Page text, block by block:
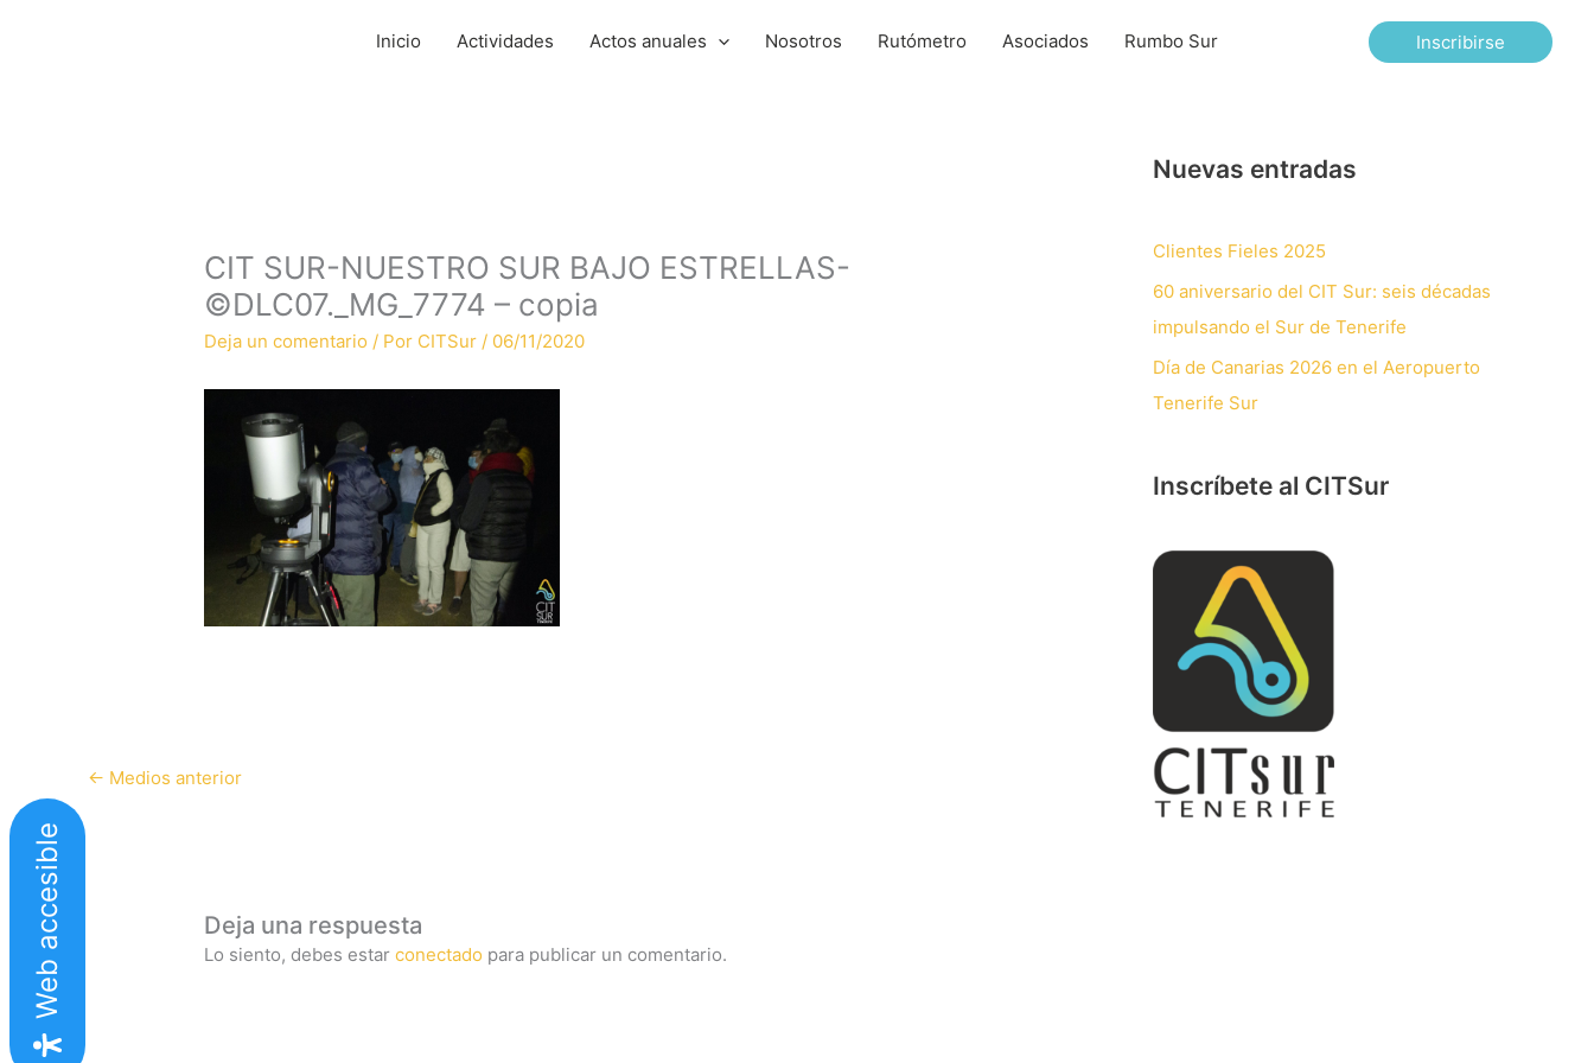
Inicio Actividades Actos anuales Nosotros Rutómetro Asociados Rumbo Sur Inscribirse
CIT SUR-NUESTRO SUR BAJO ESTRELLAS-
©DLC07._MG_7774 – copia
Deja un comentario / Por CITSur / 06/11/2020
← Medios anterior
Deja una respuesta
Lo siento, debes estarconectado para publicar un comentario.
Nuevas entradas
Clientes Fieles 2025
60 aniversario del CIT Sur: seis décadas
impulsando el Sur de Tenerife
Día de Canarias 2026 en el Aeropuerto
Tenerife Sur
Inscríbete al CITSur
Web accesible